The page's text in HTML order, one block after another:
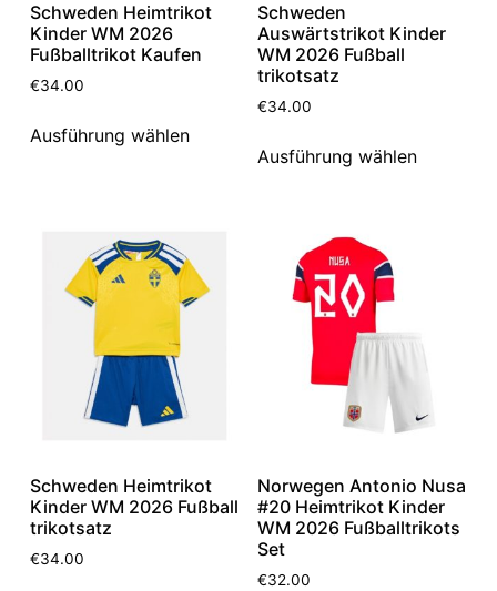
Schweden Heimtrikot
Kinder WM 2026
Fußballtrikot Kaufen
€34.00
Ausführung wählen
Schweden
Auswärtstrikot Kinder
WM 2026 Fußball
trikotsatz
€34.00
Ausführung wählen
Schweden Heimtrikot
Kinder WM 2026 Fußball
trikotsatz
€34.00
Norwegen Antonio Nusa
#20 Heimtrikot Kinder
WM 2026 Fußballtrikots
Set
€32.00